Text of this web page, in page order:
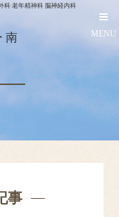
科 老年精神科 脳神経内科
南 MENU
事